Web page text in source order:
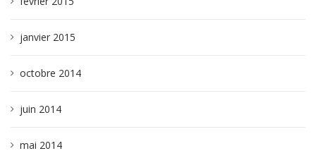
janvier 2015
octobre 2014
juin 2014
mai 2014